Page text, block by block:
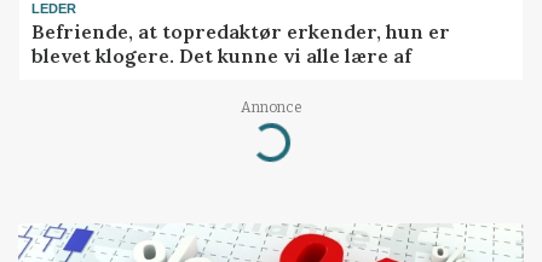
LEDER
Befriende, at topredaktør erkender, hun er
blevet klogere. Det kunne vi alle lære af
Annonce
Loading...